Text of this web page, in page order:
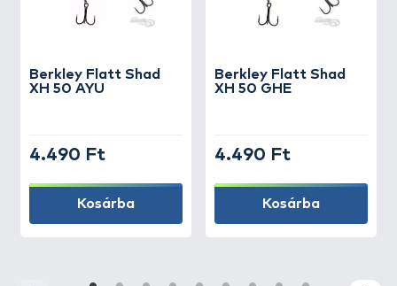
akadót fog a wobbler, legyen esély valamilyen
Berkley Flatt Shad
XH 50 AYU
4.490 Ft
Kosárba
Berkley Flatt Shad
XH 50 GHE
4.490 Ft
Kosárba